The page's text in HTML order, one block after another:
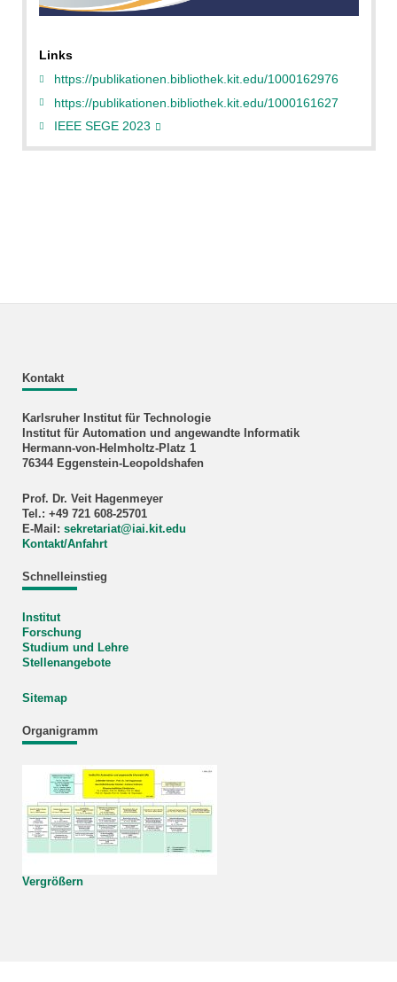
Links
https://publikationen.bibliothek.kit.edu/1000162976
https://publikationen.bibliothek.kit.edu/1000161627
IEEE SEGE 2023
Kontakt
Karlsruher Institut für Technologie
Institut für Automation und angewandte Informatik
Hermann-von-Helmholtz-Platz 1
76344 Eggenstein-Leopoldshafen
Prof. Dr. Veit Hagenmeyer
Tel.: +49 721 608-25701
E-Mail: sekretariat@iai.kit.edu
Kontakt/Anfahrt
Schnelleinstieg
Institut
Forschung
Studium und Lehre
Stellenangebote
Sitemap
Organigramm
Vergrößern